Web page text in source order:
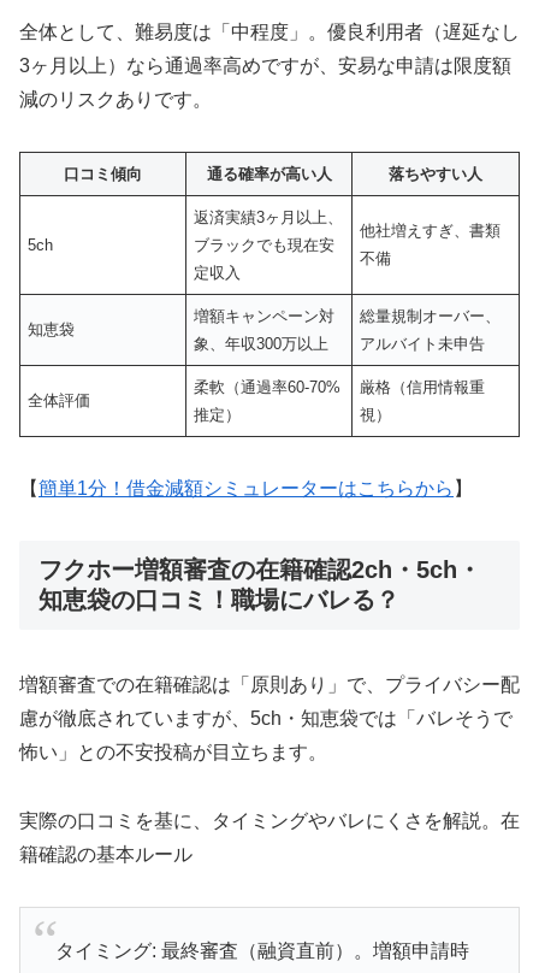
全体として、難易度は「中程度」。優良利用者（遅延なし
3ヶ月以上）なら通過率高めですが、安易な申請は限度額
減のリスクありです。
口コミ傾向 通る確率が高い人 落ちやすい人
5ch
返済実績3ヶ月以上、
ブラックでも現在安
定収入
他社増えすぎ、書類
不備
知恵袋
増額キャンペーン対
象、年収300万以上
総量規制オーバー、
アルバイト未申告
全体評価
柔軟（通過率60-70%
推定）
厳格（信用情報重
視）
【簡単1分！借金減額シミュレーターはこちらから 】
フクホー増額審査の在籍確認2ch・5ch・
知恵袋の口コミ！職場にバレる？
増額審査での在籍確認は「原則あり」で、プライバシー配
慮が徹底されていますが、5ch・知恵袋では「バレそうで
怖い」との不安投稿が目立ちます。
実際の口コミを基に、タイミングやバレにくさを解説。在
籍確認の基本ルール
タイミング: 最終審査（融資直前）。増額申請時